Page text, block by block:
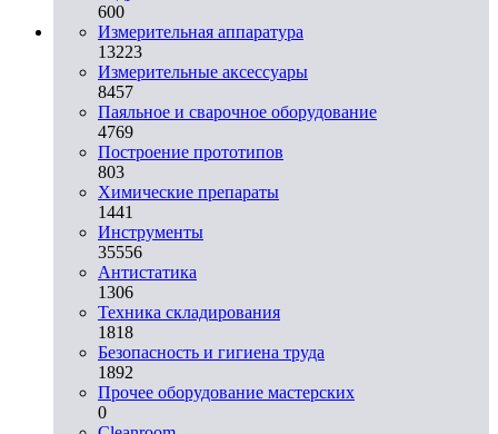
600
Измерительная аппаратура
13223
Измерительные аксессуары
8457
Паяльное и сварочное оборудование
4769
Построение прототипов
803
Химические препараты
1441
Инструменты
35556
Aнтистатика
1306
Техника складирования
1818
Безопасность и гигиена труда
1892
Прочее оборудование мастерских
0